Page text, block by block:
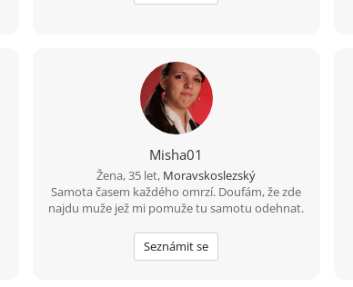
Misha01
Žena, 35 let, Moravskoslezský
Samota časem každého omrzí. Doufám, že zde
najdu muže jež mi pomuže tu samotu odehnat.
Seznámit se